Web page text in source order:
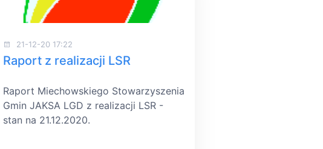
21-12-20 17:22
Raport z realizacji LSR
Raport Miechowskiego Stowarzyszenia
Gmin JAKSA LGD z realizacji LSR -
stan na 21.12.2020.